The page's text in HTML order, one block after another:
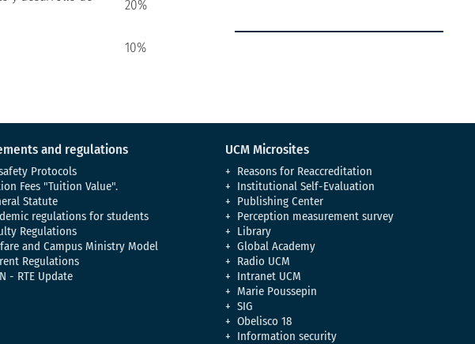
20%
10%
and regulations
Protocols
Fees "Tuition Value".
Statute
regulations for students
Regulations
and Campus Ministry Model
Regulations
- RTE Update
UCM Microsites
Reasons for Reaccreditation
Institutional Self-Evaluation
Publishing Center
Perception measurement survey
Library
Global Academy
Radio UCM
Intranet UCM
Marie Poussepin
SIG
Obelisco 18
Information security